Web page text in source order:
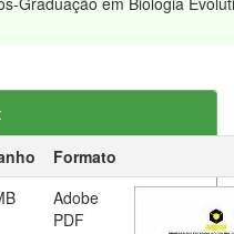
Formato
Adobe
PDF